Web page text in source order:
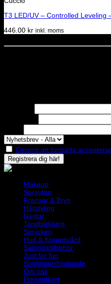
T3 LED/UV – Controlled Leveling
446.00 kr inkl. moms
Genom att fortsätta
Makeup
Spraytan
Fransar & Bryn
Hårstyling
Naglar
Tandblekning
Smycken
Hud & Kroppsvård
Salongstillbehör
Just for fun
Sommarerbjudande
Om oss
Presentkort